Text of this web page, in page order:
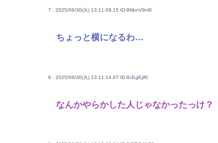
7 : 2025/09/30(火) 13:11:09.15 ID:8NbnV9nl0
ちょっと横になるわ…
8 : 2025/09/30(火) 13:11:14.87 ID:8cEgEjif0
なんかやらかした人じゃなかったっけ？